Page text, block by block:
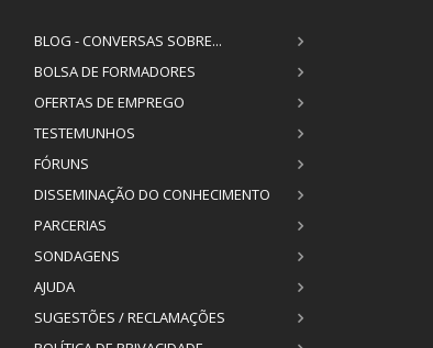
BLOG - CONVERSAS SOBRE...
BOLSA DE FORMADORES
OFERTAS DE EMPREGO
TESTEMUNHOS
FÓRUNS
DISSEMINAÇÃO DO CONHECIMENTO
PARCERIAS
SONDAGENS
AJUDA
SUGESTÕES / RECLAMAÇÕES